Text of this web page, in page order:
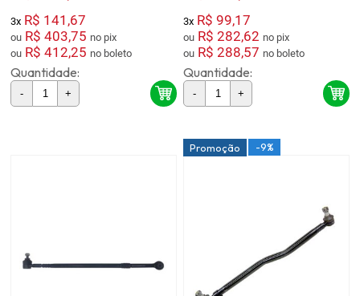
3x R$ 141,67
ou R$ 403,75
no pix
ou R$ 412,25 no boleto
Quantidade:
- +
3x R$ 99,17
ou R$ 282,62
no pix
ou R$ 288,57 no boleto
Quantidade:
- +
Promoção -9%